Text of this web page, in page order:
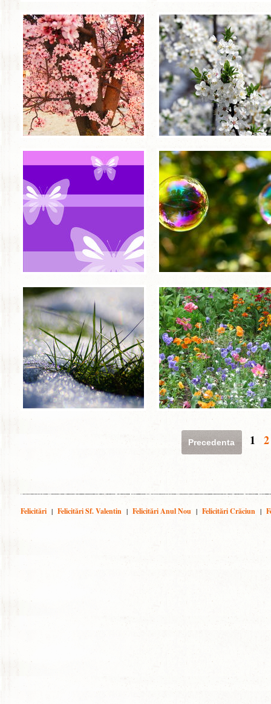
Precedenta 1 2
Felicitări | Felicitări Sf. Valentin | Felicitări Anul Nou | Felicitări Crăciun |